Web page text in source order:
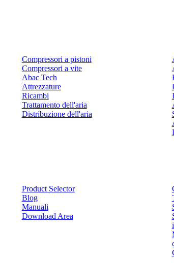
Compressori a pistoni
Compressori a vite
Abac Tech
Attrezzature
Ricambi
Trattamento dell'aria
Distribuzione dell'aria
Product Selector
Blog
Manuali
Download Area